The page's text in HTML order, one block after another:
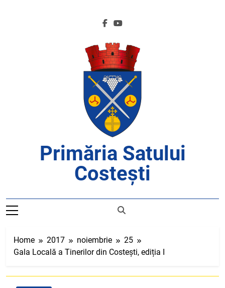
Primăria Satului
Costești
Home 2017 noiembrie
25
Gala Locală a Tinerilor din Costești, ediția I